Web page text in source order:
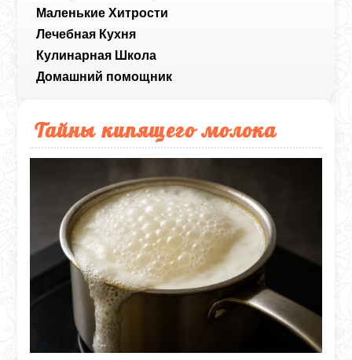
Маленькие Хитрости
Лечебная Кухня
Кулинарная Школа
Домашний помощник
Тайны кипящего молока